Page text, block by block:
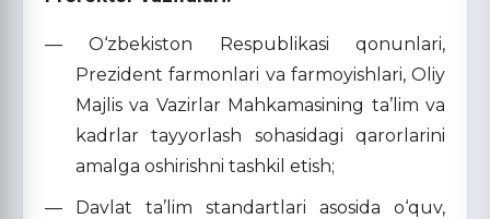
— O‘zbekiston Respublikasi qonunlari,
Prezident farmonlari va farmoyishlari, Oliy
Majlis va Vazirlar Mahkamasining ta’lim va
kadrlar tayyorlash sohasidagi qarorlarini
amalga oshirishni tashkil etish;
— Davlat ta’lim standartlari asosida o‘quv,